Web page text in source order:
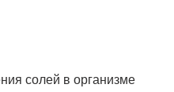
солей в организме